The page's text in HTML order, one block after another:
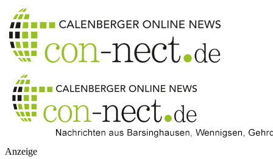
Anzeige